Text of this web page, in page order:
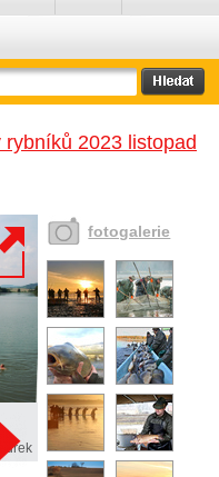
2023 listopad
fotogalerie